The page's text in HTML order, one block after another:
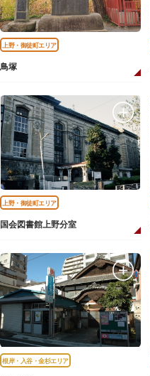
上野・御徒町エリア
鳥塚
上野・御徒町エリア
国会図書館上野分室
根岸・入谷・金杉エリア